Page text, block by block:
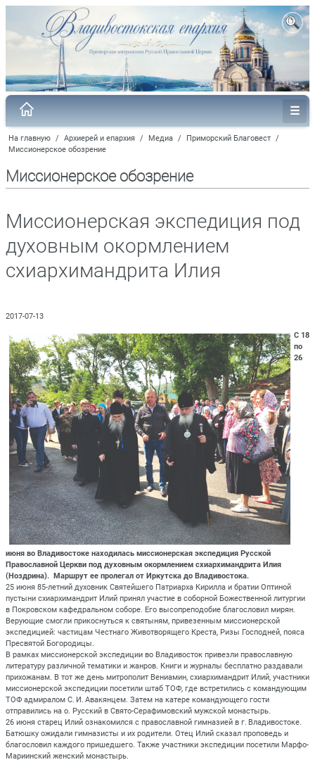
На главную / Архиерей и епархия / Медиа / Приморский Благовест /
Миссионерское обозрение
Миссионерское обозрение
Миссионерская экспедиция под
духовным окормлением
схиархимандрита Илия
2017-07-13
С 18
по
26
июня во Владивостоке находилась миссионерская экспедиция Русской
Православной Церкви под духовным окормлением схиархимандрита Илия
(Ноздрина). Маршрут ее пролегал от Иркутска до Владивостока.
25 июня 85-летний духовник Святейшего Патриарха Кирилла и братии Оптиной
пустыни схиархимандрит Илий принял участие в соборной Божественной литургии
в Покровском кафедральном соборе. Его высопреподобие благословил мирян.
Верующие смогли прикоснуться к святыням, привезенным миссионерской
экспедицией: частицам Честнаго Животворящего Креста, Ризы Господней, пояса
Пресвятой Богородицы.
В рамках миссионерской экспедиции во Владивосток привезли православную
литературу различной тематики и жанров. Книги и журналы бесплатно раздавали
прихожанам. В тот же день митрополит Вениамин, схиархимандрит Илий, участники
миссионерской экспедиции посетили штаб ТОФ, где встретились с командующим
ТОФ адмиралом С. И. Авакянцем. Затем на катере командующего гости
отправились на о. Русский в Свято-Серафимовский мужской монастырь.
26 июня старец Илий ознакомился с православной гимназией в г. Владивостоке.
Батюшку ожидали гимназисты и их родители. Отец Илий сказал проповедь и
благословил каждого пришедшего. Также участники экспедиции посетили Марфо-
Мариинский женский монастырь.